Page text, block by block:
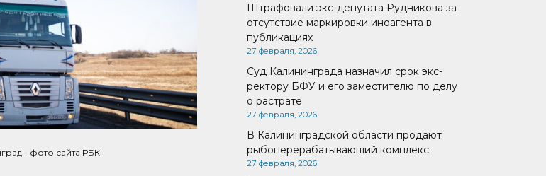
- фото сайта РБК
Штрафовали экс-депутата Рудникова за
отсутствие маркировки иноагента в
публикациях
27 февраля, 2026
Суд Калининграда назначил срок экс-
ректору БФУ и его заместителю по делу
о растрате
27 февраля, 2026
В Калининградской области продают
рыбоперерабатывающий комплекс
27 февраля, 2026